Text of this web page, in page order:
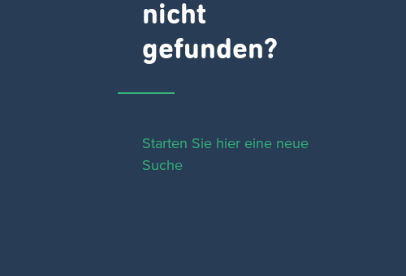
nicht
gefunden?
Starten Sie hier eine neue
Suche